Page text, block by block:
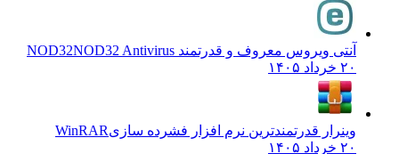
آنتی ویروس معروف و قدرتمند NOD32 NOD32 Antivirus
وینرار قدرتمندترین نرم افزار فشرده سازیWinRAR